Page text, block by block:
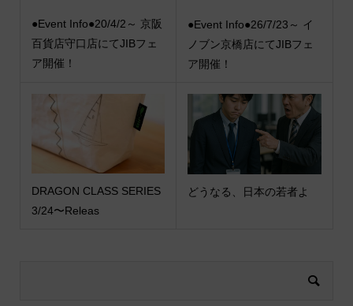
●Event Info●20/4/2～ 京阪
百貨店守口店にてJIBフェ
ア開催！
●Event Info●26/7/23～ イ
ノブン京橋店にてJIBフェ
ア開催！
DRAGON CLASS SERIES
3/24〜Releas
どうなる、日本の若者よ